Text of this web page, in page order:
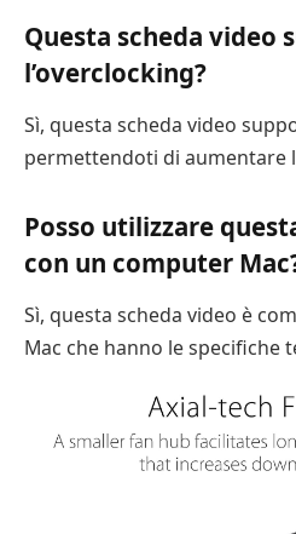
Questa scheda video
l’overclocking?
Sì, questa scheda video
permettendoti di aumentare
Posso utilizzare
con un computer
Sì, questa scheda video è
Mac che hanno le specifiche